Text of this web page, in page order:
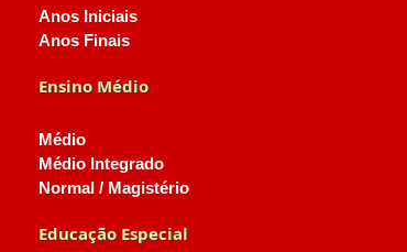
Anos Iniciais
Anos Finais
Ensino Médio
Médio
Médio Integrado
Normal / Magistério
Educação Especial